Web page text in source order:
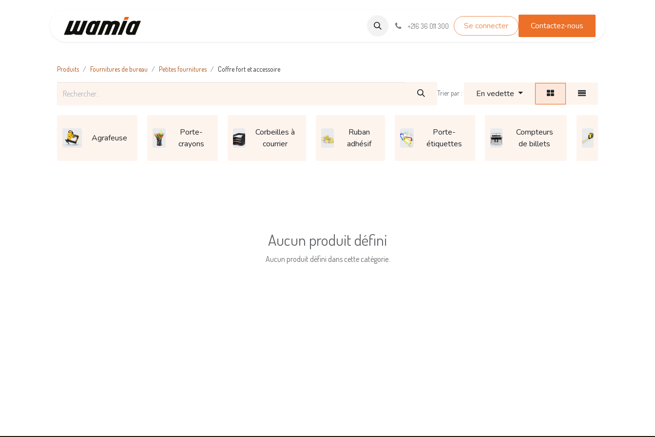
Wamia Marketpalce TEST_WHATSAPP Contactez-nous
+216 36 011 300 Se connecter Contactez-nous
Produits Fournitures de bureau Petites fournitures Coffre fort et accessoire
Trier par : En vedette
Agrafeuse
Porte-
crayons
Corbeilles à
courrier
Ruban
adhésif
Porte-
étiquettes
Compteurs
de billets
Aucun produit défini
Aucun produit défini dans cette catégorie.